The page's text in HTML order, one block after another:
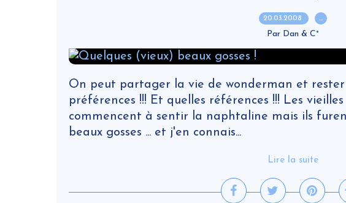
20.03.2008 …
Par Dan & C°
On peut partager la vie de wonderman et rester
préférences !!! Et quelles références !!! Les
commencent à sentir la naphtaline mais ils
beaux gosses ... et j'en connais...
Lire la suite